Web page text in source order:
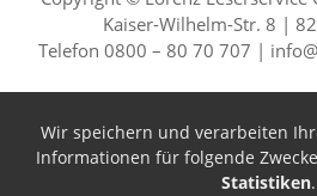
Kaiser-Wilhelm-Str. 8 |
Telefon 0800 – 80 70 707 |
Wir speichern und verarbeiten
Informationen für folgende
Statistiken.